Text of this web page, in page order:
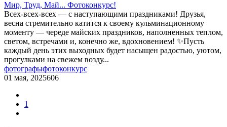
Мир, Труд, Май... Фотоконкурс!
Всех-всех-всех — с наступающими праздниками! Друзья,
весна стремительно катится к своему кульминационному
моменту — череде майских праздников, наполненных теплом,
светом, встречами и, конечно же, вдохновением! ✨Пусть
каждый день этих выходных будет насыщен радостью, уютом,
прогулками на свежем возду...
фотографыфотоконкурс
01 мая, 2025606
1